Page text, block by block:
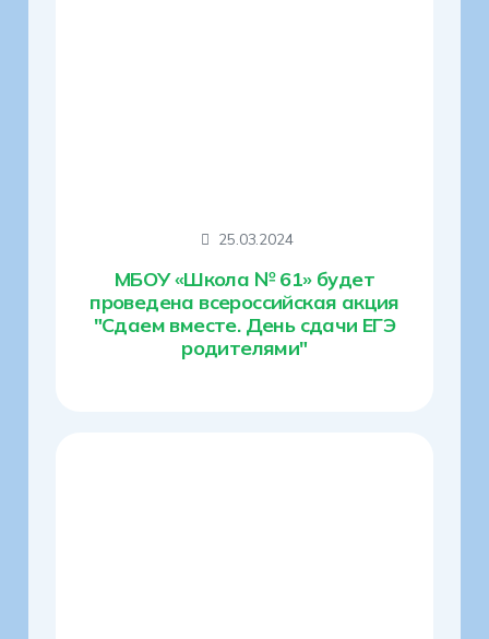
25.03.2024
МБОУ «Школа № 61» будет
проведена всероссийская акция
"Сдаем вместе. День сдачи ЕГЭ
родителями"